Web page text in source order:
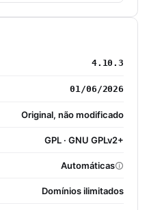
4.10.3
01/06/2026
Original, não modificado
GPL · GNU GPLv2+
Automáticas
Domínios ilimitados